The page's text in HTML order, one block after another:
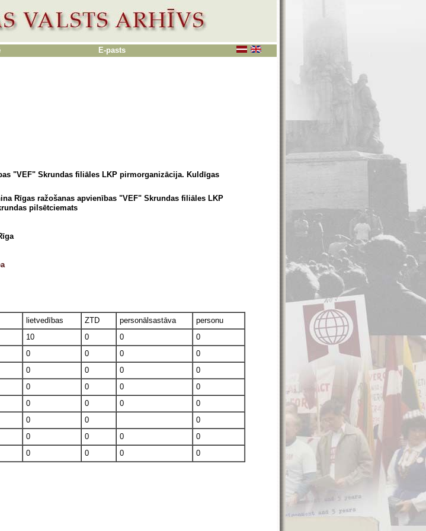
E-pasts
"VEF" Skrundas filiāles LKP pirmorganizācija. Kuldīgas
Rīgas ražošanas apvienības "VEF" Skrundas filiāles LKP
pilsētciemats
lietvedības ZTD personālsastāva personu
10 0 0
0
0 0 0
0
0 0 0
0
0 0 0
0
0 0 0
0
0 0
0
0 0 0
0
0 0 0 0